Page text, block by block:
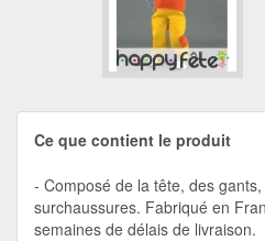
Ce que contient le produit
Composé de la tête, des
surchaussures. Fabriqué en
semaines de délais de livraison.